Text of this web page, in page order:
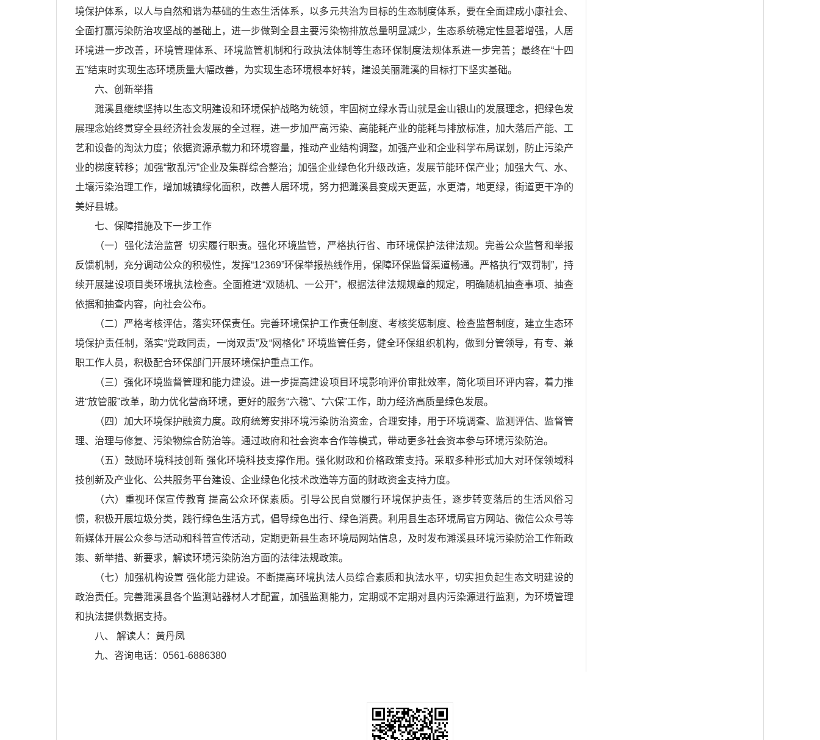
境保护体系，以人与自然和谐为基础的生态生活体系，以多元共治为目标的生态制度体系，要在全面建成小康社会、
全面打赢污染防治攻坚战的基础上，进一步做到全县主要污染物排放总量明显减少，生态系统稳定性显著增强，人居
环境进一步改善，环境管理体系、环境监管机制和行政执法体制等生态环保制度法规体系进一步完善；最终在“十四
五”结束时实现生态环境质量大幅改善，为实现生态环境根本好转，建设美丽濉溪的目标打下坚实基础。
六、创新举措
濉溪县继续坚持以生态文明建设和环境保护战略为统领，牢固树立绿水青山就是金山银山的发展理念，把绿色发
展理念始终贯穿全县经济社会发展的全过程，进一步加严高污染、高能耗产业的能耗与排放标准，加大落后产能、工
艺和设备的淘汰力度；依据资源承载力和环境容量，推动产业结构调整，加强产业和企业科学布局谋划，防止污染产
业的梯度转移；加强“散乱污”企业及集群综合整治；加强企业绿色化升级改造，发展节能环保产业；加强大气、水、
土壤污染治理工作，增加城镇绿化面积，改善人居环境，努力把濉溪县变成天更蓝，水更清，地更绿，街道更干净的
美好县城。
七、保障措施及下一步工作
（一）强化法治监督 切实履行职责。强化环境监管，严格执行省、市环境保护法律法规。完善公众监督和举报
反馈机制，充分调动公众的积极性，发挥“12369”环保举报热线作用，保障环保监督渠道畅通。严格执行“双罚制”，持
续开展建设项目类环境执法检查。全面推进“双随机、一公开”，根据法律法规规章的规定，明确随机抽查事项、抽查
依据和抽查内容，向社会公布。
（二）严格考核评估，落实环保责任。完善环境保护工作责任制度、考核奖惩制度、检查监督制度，建立生态环
境保护责任制，落实“党政同责，一岗双责”及“网格化” 环境监管任务，健全环保组织机构，做到分管领导，有专、兼
职工作人员，积极配合环保部门开展环境保护重点工作。
（三）强化环境监督管理和能力建设。进一步提高建设项目环境影响评价审批效率，简化项目环评内容，着力推
进“放管服”改革，助力优化营商环境，更好的服务“六稳”、“六保”工作，助力经济高质量绿色发展。
（四）加大环境保护融资力度。政府统筹安排环境污染防治资金，合理安排，用于环境调查、监测评估、监督管
理、治理与修复、污染物综合防治等。通过政府和社会资本合作等模式，带动更多社会资本参与环境污染防治。
（五）鼓励环境科技创新 强化环境科技支撑作用。强化财政和价格政策支持。采取多种形式加大对环保领域科
技创新及产业化、公共服务平台建设、企业绿色化技术改造等方面的财政资金支持力度。
（六）重视环保宣传教育 提高公众环保素质。引导公民自觉履行环境保护责任，逐步转变落后的生活风俗习
惯，积极开展垃圾分类，践行绿色生活方式，倡导绿色出行、绿色消费。利用县生态环境局官方网站、微信公众号等
新媒体开展公众参与活动和科普宣传活动，定期更新县生态环境局网站信息，及时发布濉溪县环境污染防治工作新政
策、新举措、新要求，解读环境污染防治方面的法律法规政策。
（七）加强机构设置 强化能力建设。不断提高环境执法人员综合素质和执法水平，切实担负起生态文明建设的
政治责任。完善濉溪县各个监测站器材人才配置，加强监测能力，定期或不定期对县内污染源进行监测，为环境管理
和执法提供数据支持。
八、 解读人：黄丹凤
九、咨询电话：0561-6886380